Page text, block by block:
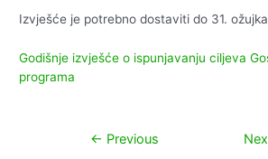
Izvješće je potrebno dostaviti do 31.
Godišnje izvješće o ispunjavanju ciljeva
programa
Navigacija
← Previous